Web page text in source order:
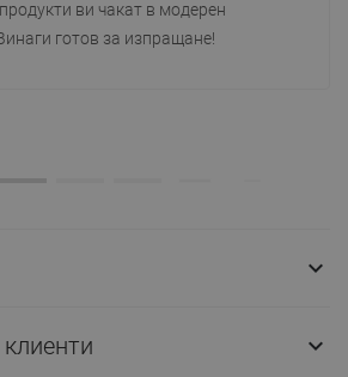
ви чакат в модерен
готов за изпращане!

